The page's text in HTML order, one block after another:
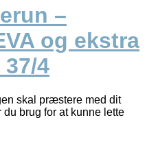
–
og ekstra
4
skal præstere med dit
brug for at kunne lette